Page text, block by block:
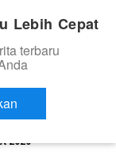
2020
Lebih Cepat
terbaru